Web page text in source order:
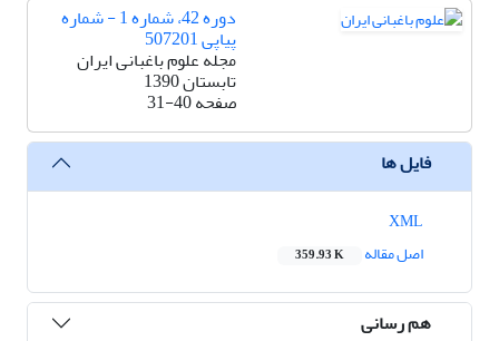
دوره 42، شماره 1 - شماره
پیاپی 507201
مجله علوم باغبانی ایران
تابستان 1390
صفحه31-40
فایل ها
اصل مقاله
359.93 K
هم رسانی